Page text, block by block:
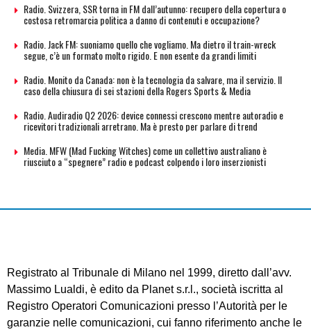
Radio. Svizzera, SSR torna in FM dall’autunno: recupero della copertura o
costosa retromarcia politica a danno di contenuti e occupazione?
Radio. Jack FM: suoniamo quello che vogliamo. Ma dietro il train-wreck
segue, c’è un formato molto rigido. E non esente da grandi limiti
Radio. Monito da Canada: non è la tecnologia da salvare, ma il servizio. Il
caso della chiusura di sei stazioni della Rogers Sports & Media
Radio. Audiradio Q2 2026: device connessi crescono mentre autoradio e
ricevitori tradizionali arretrano. Ma è presto per parlare di trend
Media. MFW (Mad Fucking Witches) come un collettivo australiano è
riusciuto a “spegnere” radio e podcast colpendo i loro inserzionisti
Registrato al Tribunale di Milano nel 1999, diretto dall’avv.
Massimo Lualdi, è edito da Planet s.r.l., società iscritta al
Registro Operatori Comunicazioni presso l’Autorità per le
garanzie nelle comunicazioni, cui fanno riferimento anche le